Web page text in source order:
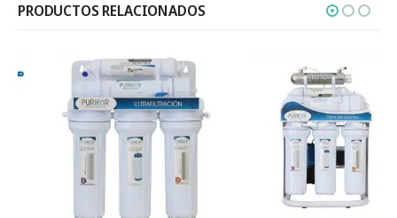
PRODUCTOS RELACIONADOS